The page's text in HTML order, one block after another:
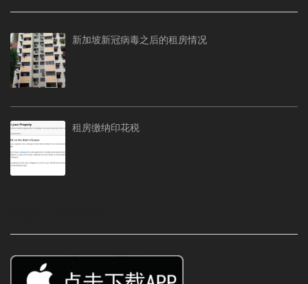
新加坡新冠病毒之后的租房情况
租房缴纳印花税